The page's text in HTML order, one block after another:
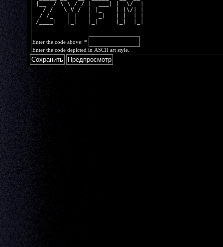
|__  / \ \ / / |  ___| |  \/  |
   / /   \ V /  | |_    | |\/| |
  / /_    | |   |  _|   | |  | |
/____|   |_|   |_|     |_|  |_|
Enter the code above: *
Enter the code depicted in ASCII art style.